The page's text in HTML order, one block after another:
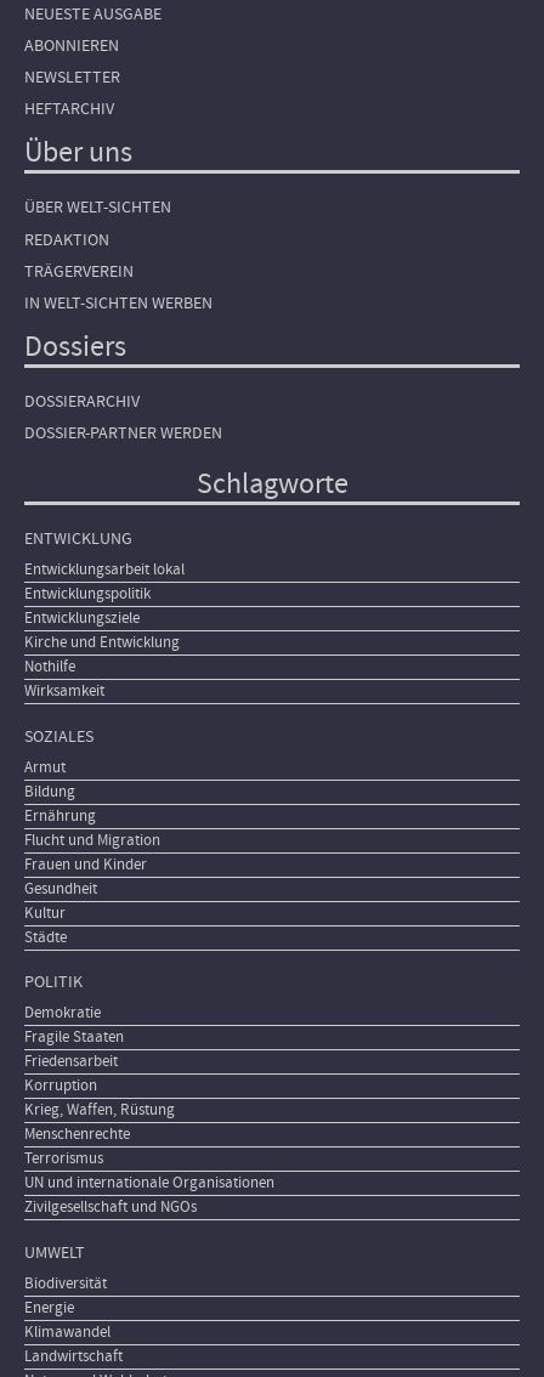
NEUESTE AUSGABE
ABONNIEREN
NEWSLETTER
HEFTARCHIV
Über uns
ÜBER WELT-SICHTEN
REDAKTION
TRÄGERVEREIN
IN WELT-SICHTEN WERBEN
Dossiers
DOSSIERARCHIV
DOSSIER-PARTNER WERDEN
Schlagworte
ENTWICKLUNG
Entwicklungsarbeit lokal
Entwicklungspolitik
Entwicklungsziele
Kirche und Entwicklung
Nothilfe
Wirksamkeit
SOZIALES
Armut
Bildung
Ernährung
Flucht und Migration
Frauen und Kinder
Gesundheit
Kultur
Städte
POLITIK
Demokratie
Fragile Staaten
Friedensarbeit
Korruption
Krieg, Waffen, Rüstung
Menschenrechte
Terrorismus
UN und internationale Organisationen
Zivilgesellschaft und NGOs
UMWELT
Biodiversität
Energie
Klimawandel
Landwirtschaft